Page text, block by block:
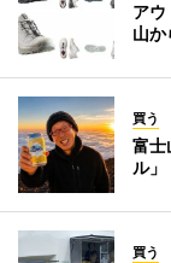
ア
山か
買う
富士
ル
買う